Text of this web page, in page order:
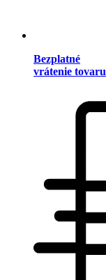
Bezplatné
vrátenie tovaru